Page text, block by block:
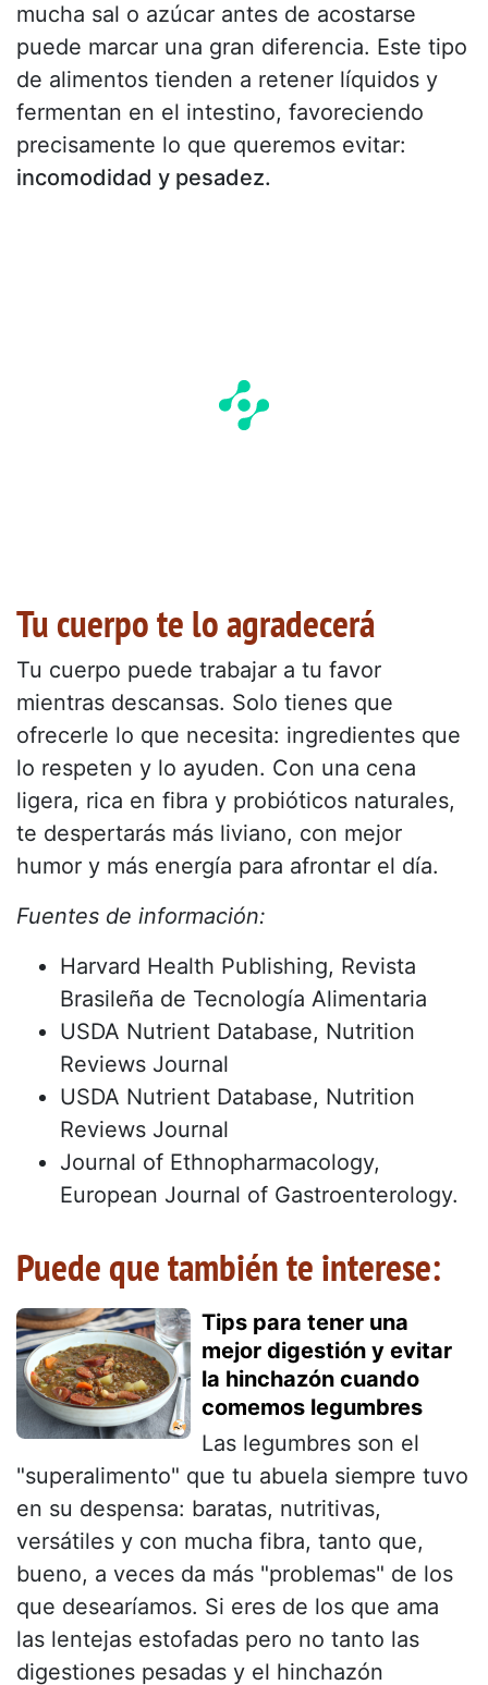
mucha sal o azúcar antes de acostarse
puede marcar una gran diferencia. Este tipo
de alimentos tienden a retener líquidos y
fermentan en el intestino, favoreciendo
precisamente lo que queremos evitar:
incomodidad y pesadez.
Tu cuerpo te lo agradecerá
Tu cuerpo puede trabajar a tu favor
mientras descansas. Solo tienes que
ofrecerle lo que necesita: ingredientes que
lo respeten y lo ayuden. Con una cena
ligera, rica en fibra y probióticos naturales,
te despertarás más liviano, con mejor
humor y más energía para afrontar el día.
Fuentes de información:
Harvard Health Publishing, Revista
Brasileña de Tecnología Alimentaria
USDA Nutrient Database, Nutrition
Reviews Journal
USDA Nutrient Database, Nutrition
Reviews Journal
Journal of Ethnopharmacology,
European Journal of Gastroenterology.
Puede que también te interese:
Tips para tener una
mejor digestión y evitar
la hinchazón cuando
comemos legumbres
Las legumbres son el
"superalimento" que tu abuela siempre tuvo
en su despensa: baratas, nutritivas,
versátiles y con mucha fibra, tanto que,
bueno, a veces da más "problemas" de los
que desearíamos. Si eres de los que ama
las lentejas estofadas pero no tanto las
digestiones pesadas y el hinchazón